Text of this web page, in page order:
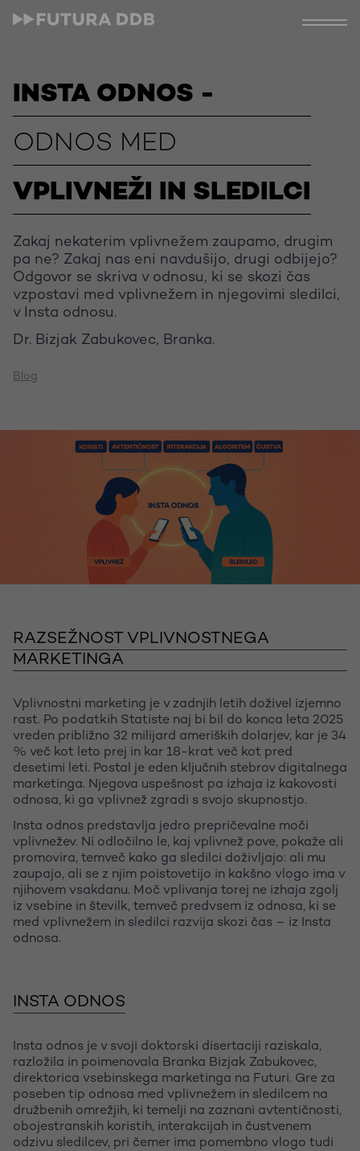
INSTA ODNOS -
ODNOS MED
VPLIVNEŽI IN SLEDILCI
Zakaj nekaterim vplivnežem zaupamo, drugim
pa ne? Zakaj nas eni navdušijo, drugi odbijejo?
Odgovor se skriva v odnosu, ki se skozi čas
vzpostavi med vplivnežem in njegovimi sledilci,
v Insta odnosu.
Dr. Bizjak Zabukovec, Branka.
Blog
RAZSEŽNOST VPLIVNOSTNEGA
MARKETINGA
Vplivnostni marketing je v zadnjih letih doživel izjemno
rast. Po podatkih Statiste naj bi bil do konca leta 2025
vreden približno 32 milijard ameriških dolarjev, kar je 34
% več kot leto prej in kar 18-krat več kot pred
desetimi leti. Postal je eden ključnih stebrov digitalnega
marketinga. Njegova uspešnost pa izhaja iz kakovosti
odnosa, ki ga vplivnež zgradi s svojo skupnostjo.
Insta odnos predstavlja jedro prepričevalne moči
vplivnežev. Ni odločilno le, kaj vplivnež pove, pokaže ali
promovira, temveč kako ga sledilci doživljajo: ali mu
zaupajo, ali se z njim poistovetijo in kakšno vlogo ima v
njihovem vsakdanu. Moč vplivanja torej ne izhaja zgolj
iz vsebine in številk, temveč predvsem iz odnosa, ki se
med vplivnežem in sledilci razvija skozi čas – iz Insta
odnosa.
INSTA ODNOS
Insta odnos je v svoji doktorski disertaciji raziskala,
razložila in poimenovala Branka Bizjak Zabukovec,
direktorica vsebinskega marketinga na Futuri. Gre za
poseben tip odnosa med vplivnežem in sledilcem na
družbenih omrežjih, ki temelji na zaznani avtentičnosti,
obojestranskih koristih, interakcijah in čustvenem
odzivu sledilcev, pri čemer ima pomembno vlogo tudi